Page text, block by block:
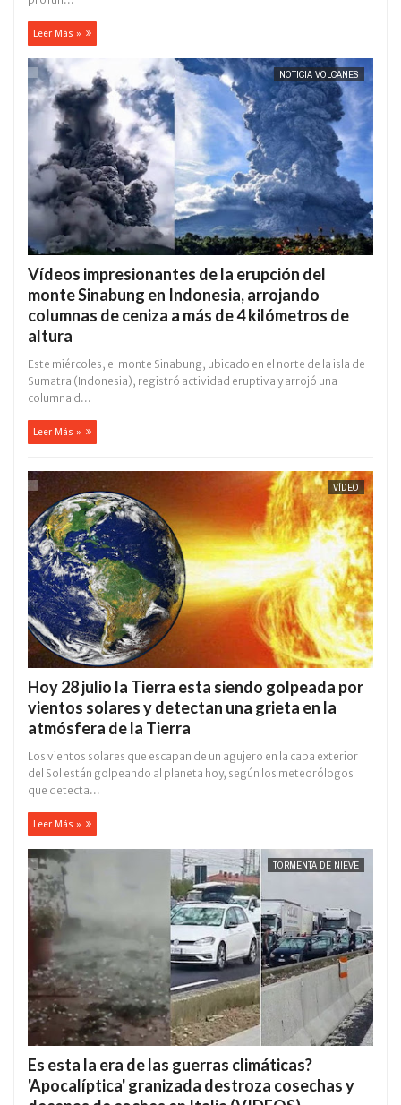
Leer Más »
NOTICIA VOLCANES
Vídeos impresionantes de la erupción del
monte Sinabung en Indonesia, arrojando
columnas de ceniza a más de 4 kilómetros de
altura
Este miércoles, el monte Sinabung, ubicado en el norte de la isla de
Sumatra (Indonesia), registró actividad eruptiva y arrojó una
columna d...
Leer Más »
VÍDEO
Hoy 28 julio la Tierra esta siendo golpeada por
vientos solares y detectan una grieta en la
atmósfera de la Tierra
Los vientos solares que escapan de un agujero en la capa exterior
del Sol están golpeando al planeta hoy, según los meteorólogos
que detecta...
Leer Más »
TORMENTA DE NIEVE
Es esta la era de las guerras climáticas?
'Apocalíptica' granizada destroza cosechas y